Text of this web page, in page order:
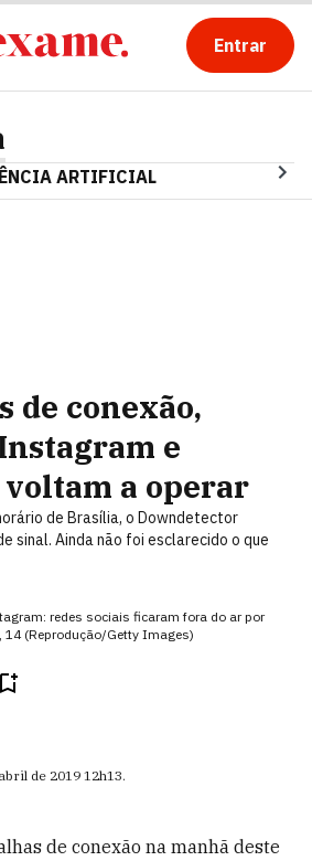
Entrar
ARTIFICIAL
de conexão,
e
a operar
de Brasília, o Downdetector
sinal. Ainda não foi esclarecido o que
redes sociais ficaram fora do ar por
(Reprodução/Getty Images)
de 2019 12h13.
de conexão na manhã deste